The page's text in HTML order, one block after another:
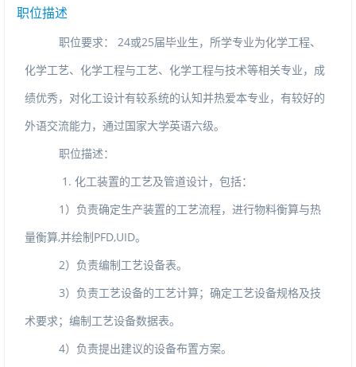
职位描述
职位要求：24或25届毕业生，所学专业为化学工程、
化学工艺、化学工程与工艺、化学工程与技术等相关专业，成
绩优秀，对化工设计有较系统的认知并热爱本专业，有较好的
外语交流能力，通过国家大学英语六级。
职位描述：
1.化工装置的工艺及管道设计，包括：
1）负责确定生产装置的工艺流程，进行物料衡算与热
量衡算,并绘制PFD,UID。
2）负责编制工艺设备表。
3）负责工艺设备的工艺计算；确定工艺设备规格及技
术要求；编制工艺设备数据表。
4）负责提出建议的设备布置方案。